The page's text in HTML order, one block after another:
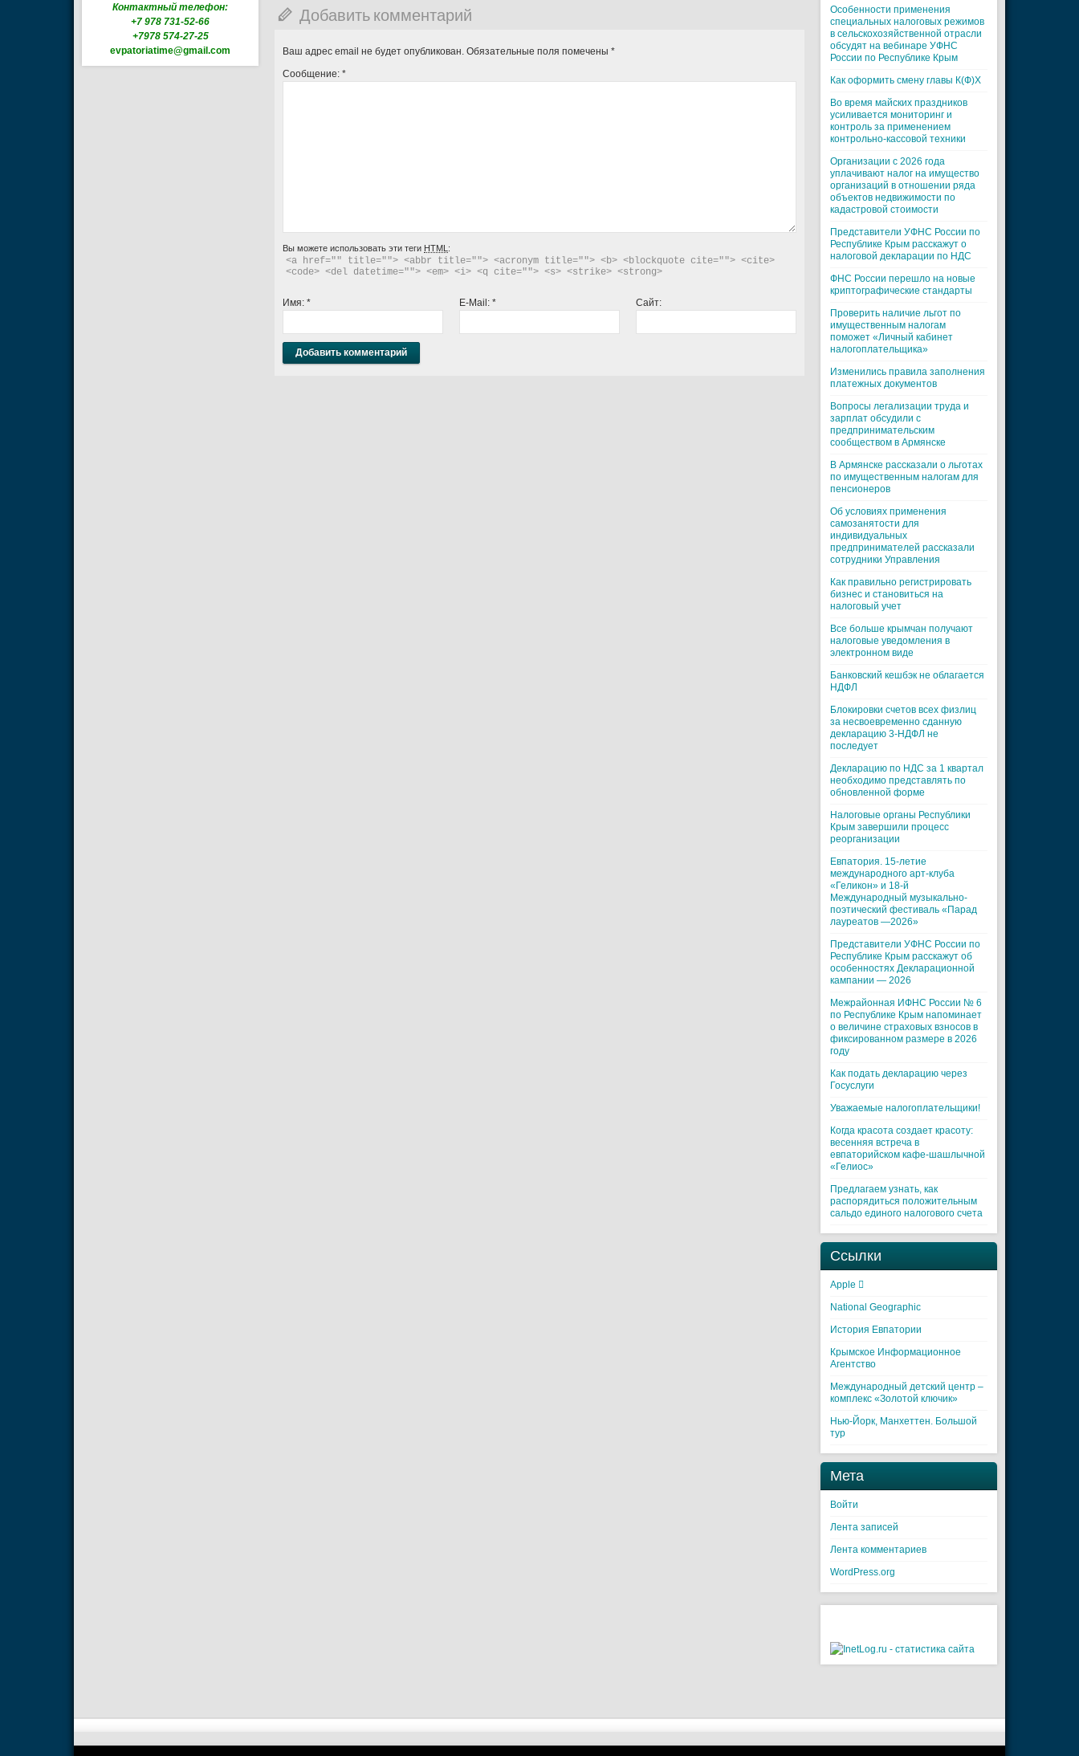
Контактный телефон:
+7 978 731-52-66
+7978 574-27-25
evpatoriatime@gmail.com
Добавить комментарий
Ваш адрес email не будет опубликован. Обязательные поля помечены *
Сообщение: *
Вы можете использовать эти теги HTML :
<a href="" title=""> <abbr title=""> <acronym title=""> <b> <blockquote cite=""> <cite>
<code> <del datetime=""> <em> <i> <q cite=""> <s> <strike> <strong>
Имя: * E-Mail: * Сайт:
Особенности применения
специальных налоговых режимов
в сельскохозяйственной отрасли
обсудят на вебинаре УФНС
России по Республике Крым
Как оформить смену главы К(Ф)Х
Во время майских праздников
усиливается мониторинг и
контроль за применением
контрольно-кассовой техники
Организации с 2026 года
уплачивают налог на имущество
организаций в отношении ряда
объектов недвижимости по
кадастровой стоимости
Представители УФНС России по
Республике Крым расскажут о
налоговой декларации по НДС
ФНС России перешло на новые
криптографические стандарты
Проверить наличие льгот по
имущественным налогам
поможет «Личный кабинет
налогоплательщика»
Изменились правила заполнения
платежных документов
Вопросы легализации труда и
зарплат обсудили с
предпринимательским
сообществом в Армянске
В Армянске рассказали о льготах
по имущественным налогам для
пенсионеров
Об условиях применения
самозанятости для
индивидуальных
предпринимателей рассказали
сотрудники Управления
Как правильно регистрировать
бизнес и становиться на
налоговый учет
Все больше крымчан получают
налоговые уведомления в
электронном виде
Банковский кешбэк не облагается
НДФЛ
Блокировки счетов всех физлиц
за несвоевременно сданную
декларацию 3-НДФЛ не
последует
Декларацию по НДС за 1 квартал
необходимо представлять по
обновленной форме
Налоговые органы Республики
Крым завершили процесс
реорганизации
Евпатория. 15-летие
международного арт-клуба
«Геликон» и 18-й
Международный музыкально-
поэтический фестиваль «Парад
лауреатов —2026»
Представители УФНС России по
Республике Крым расскажут об
особенностях Декларационной
кампании — 2026
Межрайонная ИФНС России № 6
по Республике Крым напоминает
о величине страховых взносов в
фиксированном размере в 2026
году
Как подать декларацию через
Госуслуги
Уважаемые налогоплательщики!
Когда красота создает красоту:
весенняя встреча в
евпаторийском кафе-шашлычной
«Гелиос»
Предлагаем узнать, как
распорядиться положительным
сальдо единого налогового счета
Ссылки
Apple 
National Geographic
История Евпатории
Крымское Информационное
Агентство
Международный детский центр –
комплекс «Золотой ключик»
Нью-Йорк, Манхеттен. Большой
тур
Мета
Войти
Лента записей
Лента комментариев
WordPress.org